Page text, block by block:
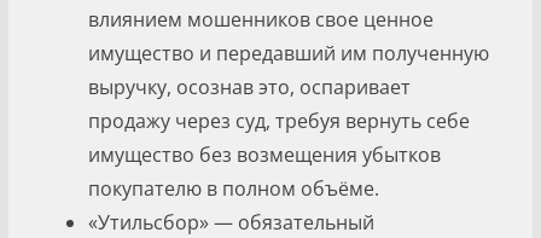
влиянием мошенников свое ценное
имущество и передавший им полученную
выручку, осознав это, оспаривает
продажу через суд, требуя вернуть себе
имущество без возмещения убытков
покупателю в полном объёме.
«Утильсбор» — обязательный